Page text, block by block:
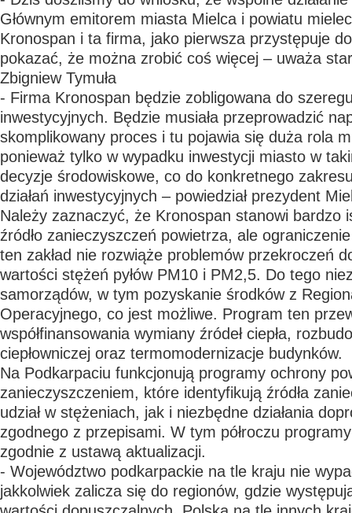
Głównym emitorem miasta Mielca i powiatu
Kronospan i ta firma, jako pierwsza przystępuje
pokazać, że można zrobić coś więcej – uważa
Zbigniew Tymuła
- Firma Kronospan będzie zobligowana do
inwestycyjnych. Będzie musiała przeprowadzić
skomplikowany proces i tu pojawia się duża rola
ponieważ tylko w wypadku inwestycji miasto w
decyzje środowiskowe, co do konkretnego
działań inwestycyjnych – powiedział prezydent
Należy zaznaczyć, że Kronospan stanowi bardzo
źródło zanieczyszczeń powietrza, ale
ten zakład nie rozwiąże problemów przekroczeń
wartości stężeń pyłów PM10 i PM2,5. Do tego
samorządów, w tym pozyskanie środków z
Operacyjnego, co jest możliwe. Program ten
współfinansowania wymiany źródeł ciepła,
ciepłowniczej oraz termomodernizacje budynków.
Na Podkarpaciu funkcjonują programy ochrony
zanieczyszczeniem, które identyfikują źródła
udział w stężeniach, jak i niezbędne działania
zgodnego z przepisami. W tym półroczu
zgodnie z ustawą aktualizacji.
- Województwo podkarpackie na tle kraju nie
jakkolwiek zalicza się do regionów, gdzie